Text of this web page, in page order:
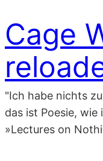
Inhalt
springen
Cage
"Ich habe nichts
das ist Poesie, wie
»Lectures on